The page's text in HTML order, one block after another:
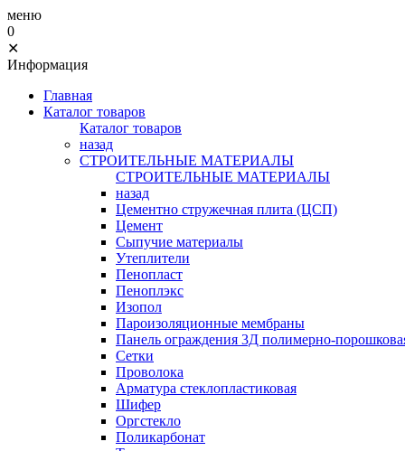
меню
0
✕
Информация
Главная
Каталог товаров
Каталог товаров
назад
СТРОИТЕЛЬНЫЕ МАТЕРИАЛЫ
СТРОИТЕЛЬНЫЕ МАТЕРИАЛЫ
назад
Цементно стружечная плита (ЦСП)
Цемент
Сыпучие материалы
Утеплители
Пенопласт
Пеноплэкс
Изопол
Пароизоляционные мембраны
Панель ограждения 3Д полимерно-
Сетки
Проволока
Арматура стеклопластиковая
Шифер
Оргстекло
Поликарбонат